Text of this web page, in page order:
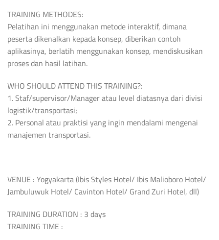
TRAINING METHODES:
Pelatihan ini menggunakan metode interaktif, dimana
peserta dikenalkan kepada konsep, diberikan contoh
aplikasinya, berlatih menggunakan konsep, mendiskusikan
proses dan hasil latihan.
WHO SHOULD ATTEND THIS TRAINING?:
1. Staf/supervisor/Manager atau level diatasnya dari divisi
logistik/transportasi;
2. Personal atau praktisi yang ingin mendalami mengenai
manajemen transportasi.
VENUE : Yogyakarta (Ibis Styles Hotel/ Ibis Malioboro Hotel/
Jambuluwuk Hotel/ Cavinton Hotel/ Grand Zuri Hotel, dll)
TRAINING DURATION : 3 days
TRAINING TIME :